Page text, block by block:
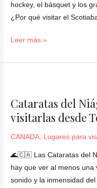
hockey, el básquet y los
¿Por qué visitar el
🏒
🏀
Leer más »
Cataratas del
visitarlas desde
CANADA Lugares para
🌊🇨🇦 Las Cataratas del
hay que ver al menos
sonido y la inmensidad
Niágara:
3
visitarlas
desde
Toronto!